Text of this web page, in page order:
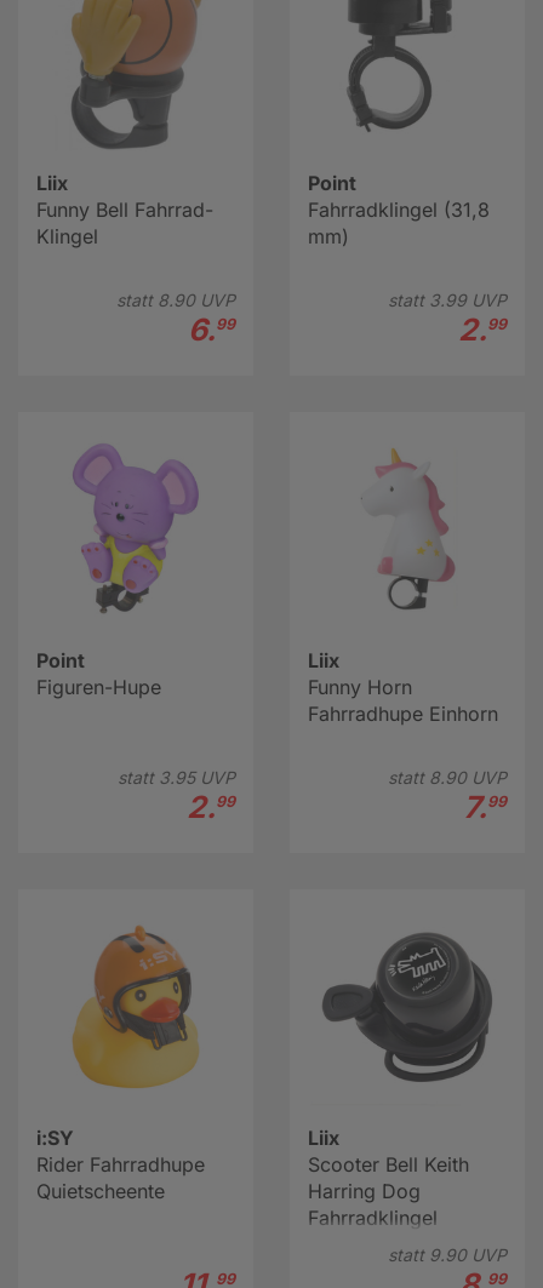
Liix
Funny Bell Fahrrad-
Klingel
statt 8.90UVP
6.99
Point
Fahrradklingel (31,8
mm)
statt 3.99UVP
2.99
Point
Figuren-Hupe
statt 3.95UVP
2.99
Liix
Funny Horn
Fahrradhupe Einhorn
statt 8.90UVP
7.99
i:SY
Rider Fahrradhupe
Quietscheente
99
Liix
Scooter Bell Keith
Harring Dog
Fahrradklingel
statt 9.90UVP
99